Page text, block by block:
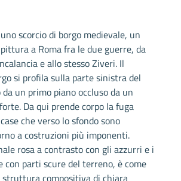
scorcio di borgo medievale, un
a Roma fra le due guerre, da
e allo stesso Ziveri. Il
si profila sulla parte sinistra del
un primo piano occluso da un
Da qui prende corpo la fuga
che verso lo sfondo sono
a costruzioni più imponenti.
rosa a contrasto con gli azzurri e i
con parti scure del terreno, è come